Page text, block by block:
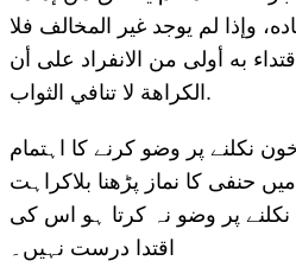
وإذا لم يوجد غير المخالف فلا
به أولى من الانفراد على أن
الكراهة لا تنافي الثواب.
نکلنے پر وضو کرنے کا اہتمام
حنفی کا نماز پڑھنا بلاکراہت
پر وضو نہ کرتا ہو اس کی
اقتدا درست نہیں۔